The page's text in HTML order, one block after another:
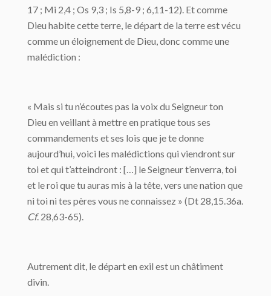
17 ; Mi 2,4 ; Os 9,3 ; Is 5,8-9 ; 6,11-12). Et comme
Dieu habite cette terre, le départ de la terre est vécu
comme un éloignement de Dieu, donc comme une
malédiction :
« Mais si tu n’écoutes pas la voix du Seigneur ton
Dieu en veillant à mettre en pratique tous ses
commandements et ses lois que je te donne
aujourd’hui, voici les malédictions qui viendront sur
toi et qui t’atteindront : […] le Seigneur t’enverra, toi
et le roi que tu auras mis à la tête, vers une nation que
ni toi ni tes pères vous ne connaissez » (Dt 28,15.36a.
Cf. 28,63-65).
Autrement dit, le départ en exil est un châtiment
divin.